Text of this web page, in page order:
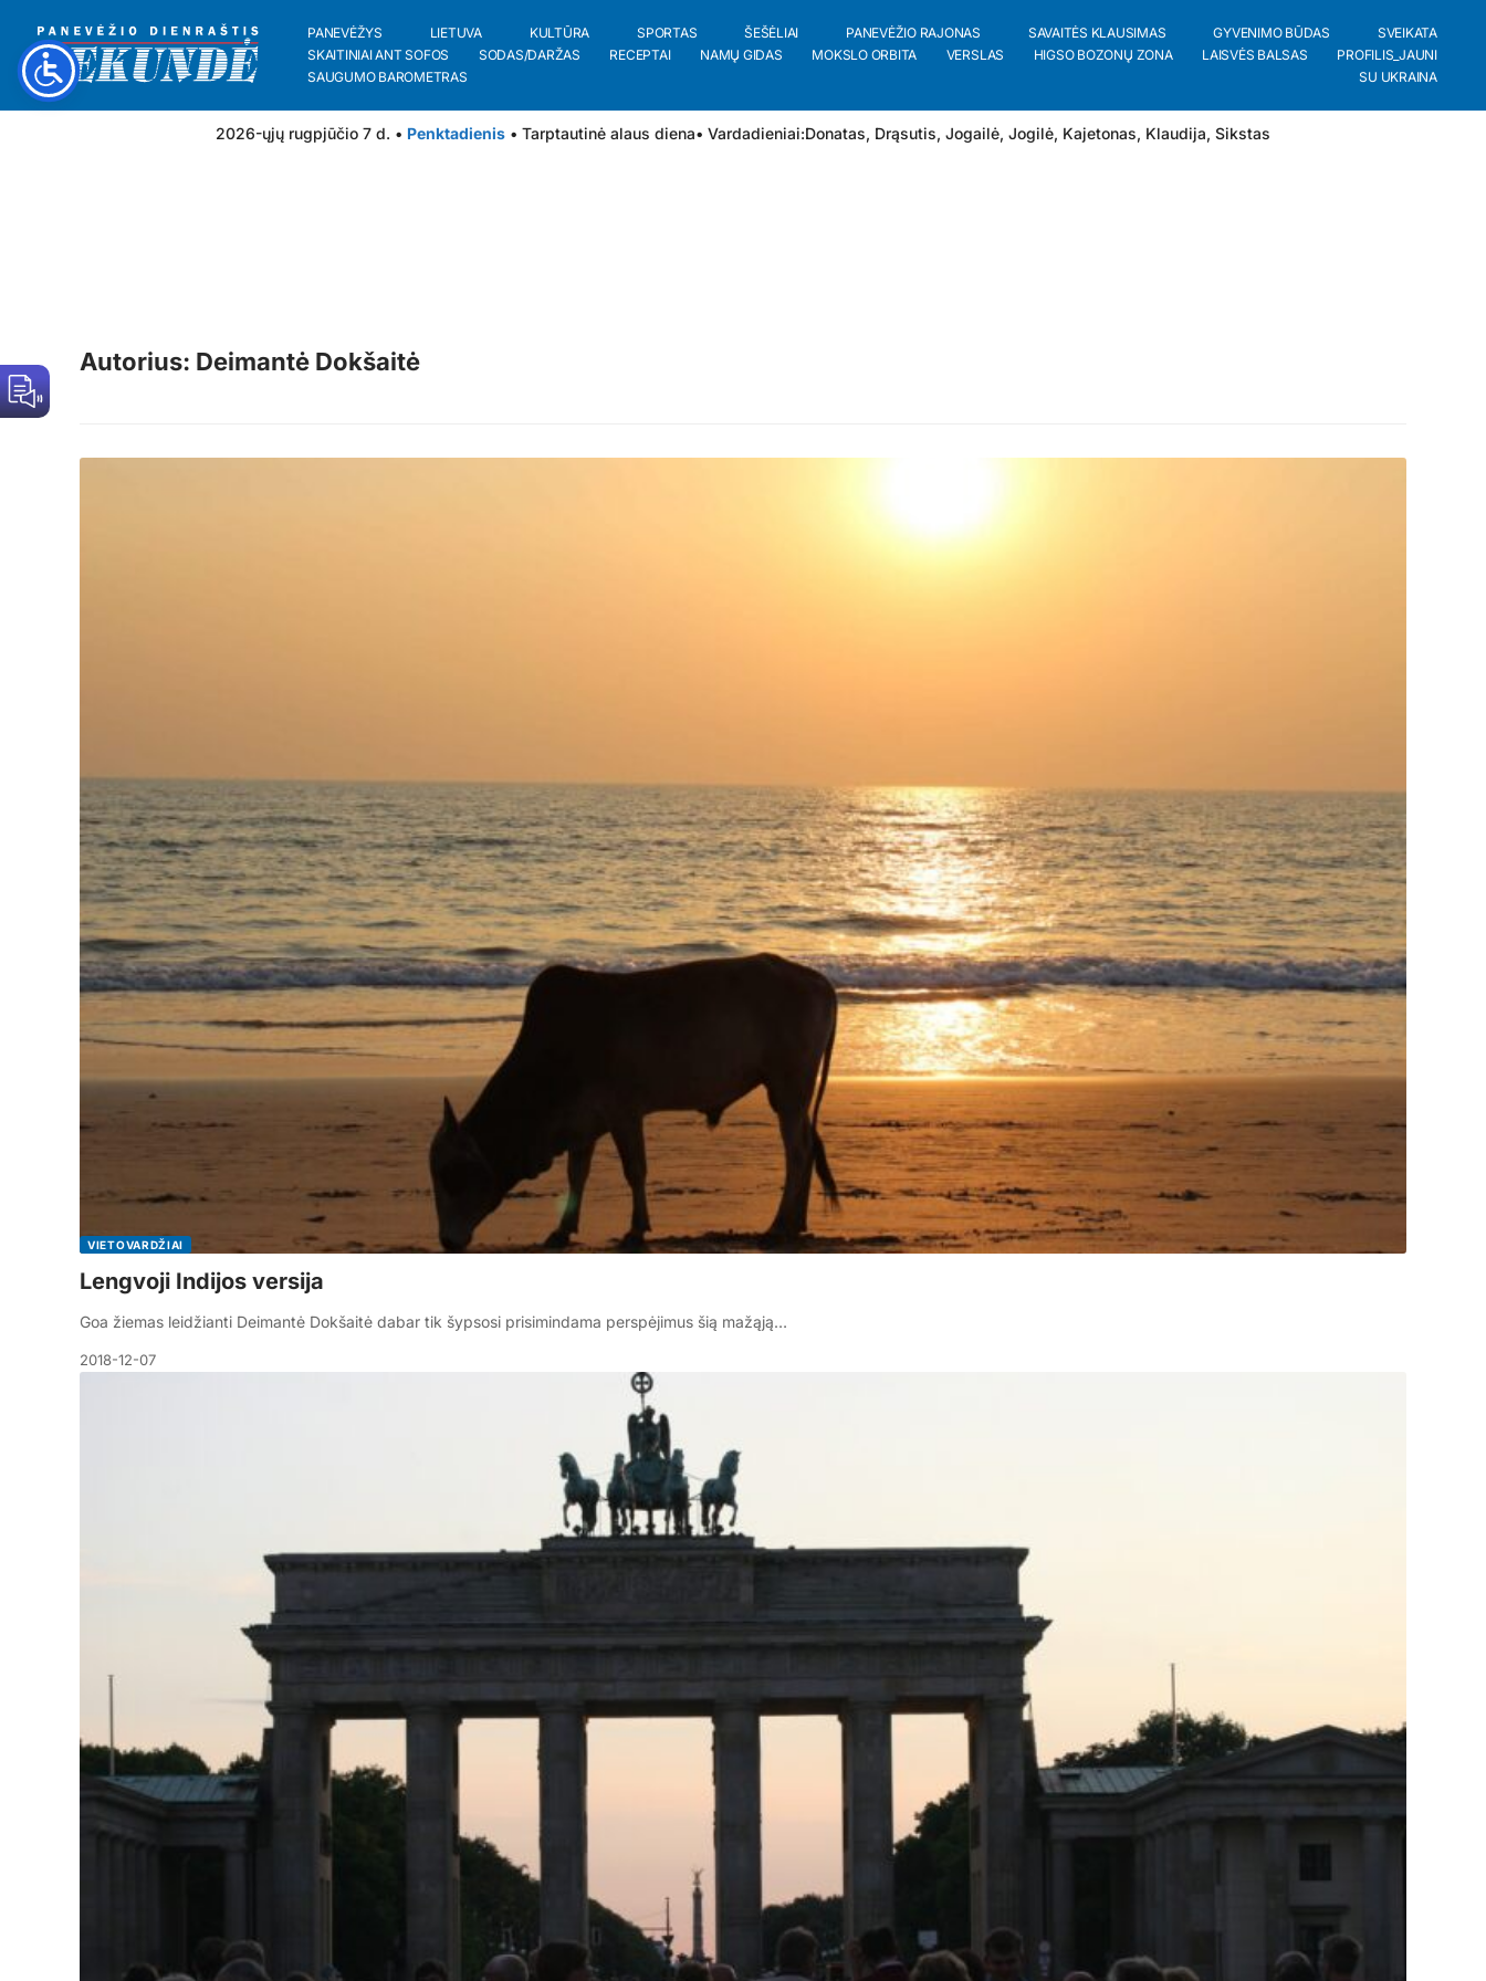
PANEVĖŽYS LIETUVA KULTŪRA SPORTAS ŠEŠĖLIAI PANEVĖŽIO RAJONAS SAVAITĖS KLAUSIMAS GYVENIMO BŪDAS
SVEIKATA
SKAITINIAI ANT SOFOS
SODAS/DARŽAS RECEPTAI NAMŲ GIDAS MOKSLO ORBITA VERSLAS HIGSO BOZONŲ ZONA LAISVĖS BALSAS
PROFILIS_JAUNI
SAUGUMO BAROMETRAS
SU UKRAINA
2026-ųjų rugpjūčio 7 d. • Penktadienis • Tarptautinė alaus diena• Vardadieniai:Donatas, Drąsutis, Jogailė, Jogilė, Kajetonas, Klaudija, Sikstas
Autorius: Deimantė Dokšaitė
VIETOVARDŽIAI
Lengvoji Indijos versija
Goa žiemas leidžianti Deimantė Dokšaitė dabar tik šypsosi prisimindama perspėjimus šią mažąją…
2018-12-07